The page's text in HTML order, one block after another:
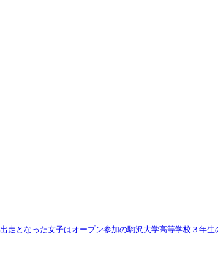
となった女子はオープン参加の駒沢大学高等学校３年